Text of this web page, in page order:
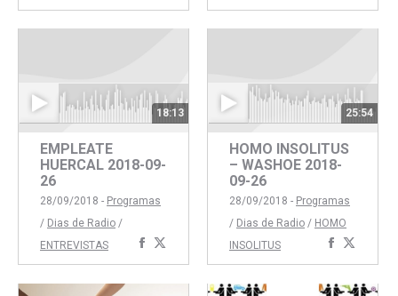
con
Facebook
con
Twitter
18:13
EMPLEATE
HUERCAL 2018-09-
26
28/09/2018 - Programas
/ Dias de Radio /
ENTREVISTAS
Compartir
con
Facebook
con
Twitter
25:54
HOMO INSOLITUS
– WASHOE 2018-
09-26
28/09/2018 - Programas
/ Dias de Radio / HOMO
INSOLITUS
Compartir
concon